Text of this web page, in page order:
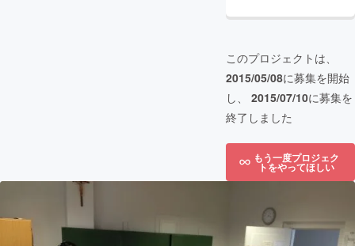
このプロジェクトは、
2015/05/08に募集を開始
し、 2015/07/10に募集を
終了しました
もう一度プロジェク
トをやってほしい